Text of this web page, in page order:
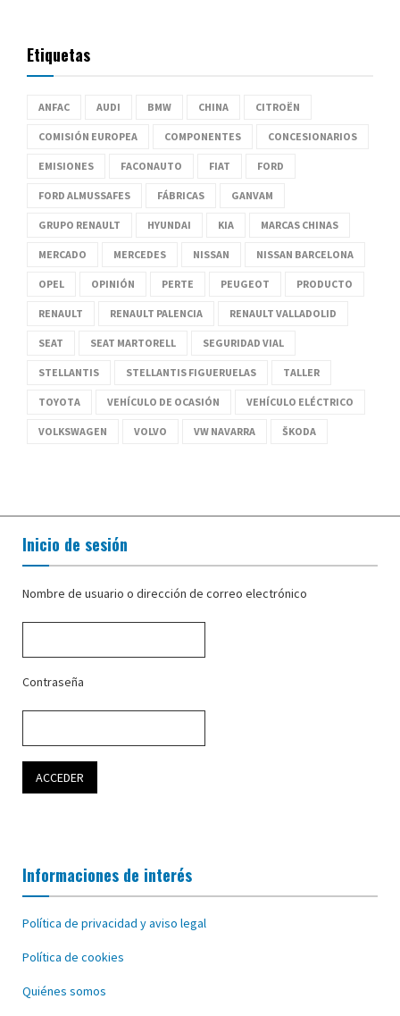
Etiquetas
ANFAC AUDI BMW CHINA CITROËN
COMISIÓN EUROPEA COMPONENTES CONCESIONARIOS
EMISIONES FACONAUTO FIAT FORD
FORD ALMUSSAFES FÁBRICAS GANVAM
GRUPO RENAULT HYUNDAI KIA MARCAS CHINAS
MERCADO MERCEDES NISSAN NISSAN BARCELONA
OPEL OPINIÓN PERTE PEUGEOT PRODUCTO
RENAULT RENAULT PALENCIA RENAULT VALLADOLID
SEAT SEAT MARTORELL SEGURIDAD VIAL
STELLANTIS STELLANTIS FIGUERUELAS TALLER
TOYOTA VEHÍCULO DE OCASIÓN VEHÍCULO ELÉCTRICO
VOLKSWAGEN VOLVO VW NAVARRA ŠKODA
Inicio de sesión
Nombre de usuario o dirección de correo electrónico
Contraseña
Informaciones de interés
Política de privacidad y aviso legal
Política de cookies
Quiénes somos